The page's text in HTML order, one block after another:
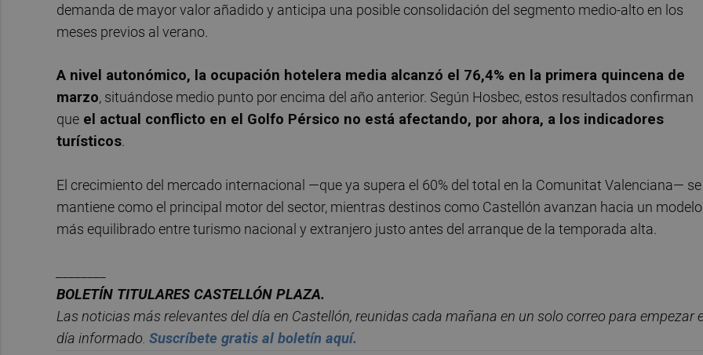
demanda de mayor valor añadido y anticipa una posible consolidación del segmento medio-alto en los
meses previos al verano.
A nivel autonómico, la ocupación hotelera media alcanzó el 76,4% en la primera quincena de
marzo, situándose medio punto por encima del año anterior. Según Hosbec, estos resultados confirman
que el actual conflicto en el Golfo Pérsico no está afectando, por ahora, a los indicadores
turísticos.
El crecimiento del mercado internacional —que ya supera el 60% del total en la Comunitat Valenciana— se
mantiene como el principal motor del sector, mientras destinos como Castellón avanzan hacia un modelo
más equilibrado entre turismo nacional y extranjero justo antes del arranque de la temporada alta.
BOLETÍN TITULARES CASTELLÓN PLAZA.
Las noticias más relevantes del día en Castellón, reunidas cada mañana en un solo correo para empezar
día informado. Suscríbete gratis al boletín aquí.